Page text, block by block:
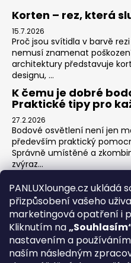
PANLUXlounge.cz ukládá
přizpůsobení vašeho
marketingová opatření i
Kliknutím na
nastavením a
naším následným
Korten – rez, která
15.7.2026
Proč jsou svítidla v barvě
nemusí znamenat
architektury představuje
designu, ...
K čemu je dobré
Praktické tipy pro
27.2.2026
Bodové osvětlení není jen
především praktický
Správně umístěné a
zvýraz...
Jak na zónové
3.2.2026
Obývací pokoj je srdcem
sledování televize, hraní her
klidné chvíle s knihou.